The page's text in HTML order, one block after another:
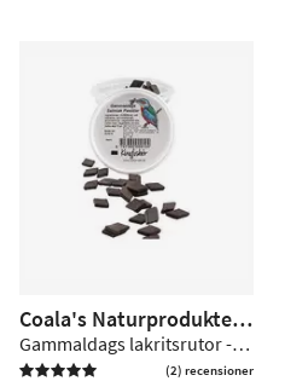
Coala's Naturprodukter
ApS
Gammaldags lakritsrutor -
70 g
 (2) recensioner